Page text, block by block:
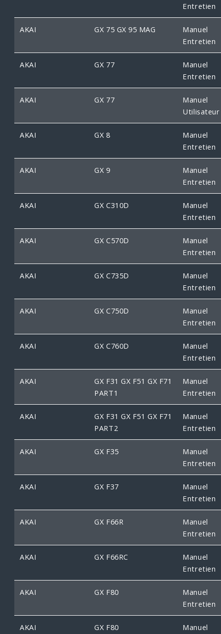
Entretien
AKAI GX 75 GX 95 MAG
Manuel
Entretien
AKAI GX 77
Manuel
Entretien
AKAI GX 77
Manuel
Utilisateur
AKAI GX 8
Manuel
Entretien
AKAI GX 9
Manuel
Entretien
AKAI GX C310D
Manuel
Entretien
AKAI GX C570D
Manuel
Entretien
AKAI GX C735D
Manuel
Entretien
AKAI GX C750D
Manuel
Entretien
AKAI GX C760D
Manuel
Entretien
AKAI
GX F31 GX F51 GX F71
PART1
Manuel
Entretien
AKAI
GX F31 GX F51 GX F71
PART2
Manuel
Entretien
AKAI GX F35
Manuel
Entretien
AKAI GX F37
Manuel
Entretien
AKAI GX F66R
Manuel
Entretien
AKAI GX F66RC
Manuel
Entretien
AKAI GX F80
Manuel
Entretien
AKAI GX F80
Manuel